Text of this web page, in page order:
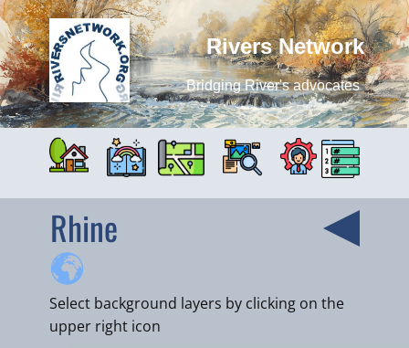
Rivers Network
Bridging River's advocates
Rhine
Select background layers by clicking on the
upper right icon